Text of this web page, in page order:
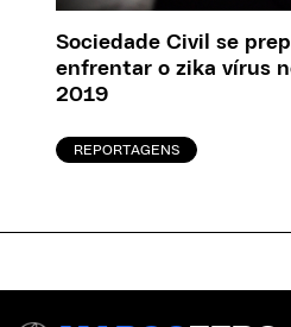
Sociedade Civil se
enfrentar o zika vírus
2019
REPORTAGENS